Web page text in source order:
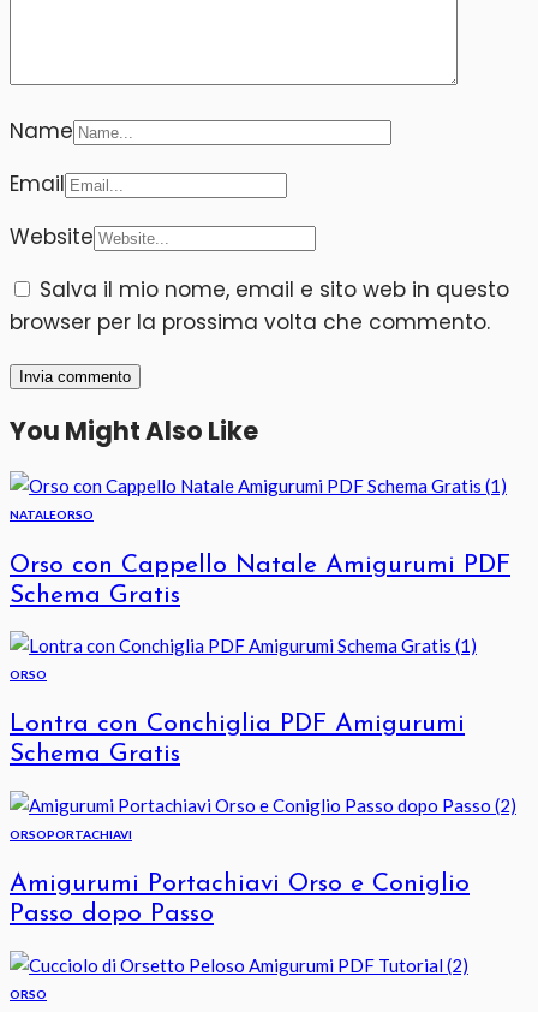
Name
Email
Website
Salva il mio nome, email e sito web in questo
browser per la prossima volta che commento.
You Might Also Like
NATALEORSO
Orso con Cappello Natale Amigurumi PDF
Schema Gratis
ORSO
Lontra con Conchiglia PDF Amigurumi
Schema Gratis
ORSOPORTACHIAVI
Amigurumi Portachiavi Orso e Coniglio
Passo dopo Passo
ORSO